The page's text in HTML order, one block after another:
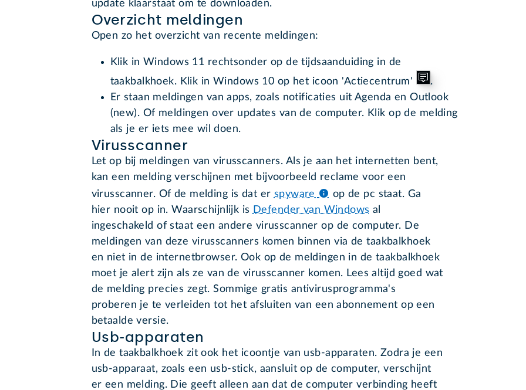
update klaarstaat om te downloaden.
Overzicht meldingen
Open zo het overzicht van recente meldingen:
Klik in Windows 11 rechtsonder op de tijdsaanduiding in de
taakbalkhoek. Klik in Windows 10 op het icoon 'Actiecentrum'
.
Er staan meldingen van apps, zoals notificaties uit Agenda en Outlook
(new). Of meldingen over updates van de computer. Klik op de melding
als je er iets mee wil doen.
Virusscanner
Let op bij meldingen van virusscanners. Als je aan het internetten bent,
kan een melding verschijnen met bijvoorbeeld reclame voor een
virusscanner. Of de melding is dat er spyware
op de pc staat. Ga
hier nooit op in. Waarschijnlijk is Defender van Windows al
ingeschakeld of staat een andere virusscanner op de computer. De
meldingen van deze virusscanners komen binnen via de taakbalkhoek
en niet in de internetbrowser. Ook op de meldingen in de taakbalkhoek
moet je alert zijn als ze van de virusscanner komen. Lees altijd goed wat
de melding precies zegt. Sommige gratis antivirusprogramma's
proberen je te verleiden tot het afsluiten van een abonnement op een
betaalde versie.
Usb-apparaten
In de taakbalkhoek zit ook het icoontje van usb-apparaten. Zodra je een
usb-apparaat, zoals een usb-stick, aansluit op de computer, verschijnt
er een melding. Die geeft alleen aan dat de computer verbinding heeft